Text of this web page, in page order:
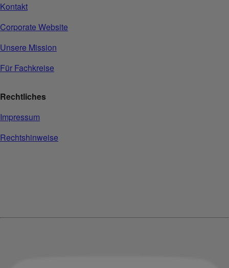
Kontakt
Corporate Website
Unsere Mission
Für Fachkreise
Rechtliches
Impressum
Rechtshinweise